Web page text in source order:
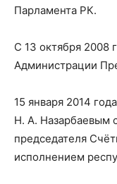
Парламента РК.
С 13 октября 2008
Администрации
15 января 2014
Н. А. Назарбаевым
председателя
исполнением